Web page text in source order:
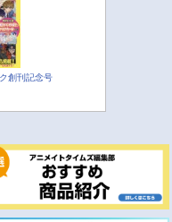
創刊記念号